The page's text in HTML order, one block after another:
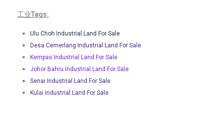
工业Tags:
Ulu Choh Industrial Land For Sale
Desa Cemerlang Industrial Land For Sale
Kempas Industrial Land For Sale
Johor Bahru Industrial Land For Sale
Senai Industrial Land For Sale
Kulai Industrial Land For Sale